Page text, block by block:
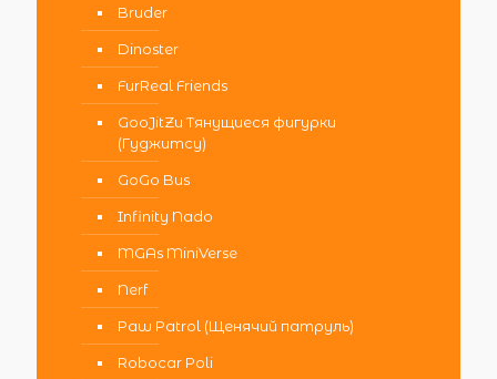
Bruder
Dinoster
FurReal Friends
GooJitZu Тянущиеся фигурки
(Гуджитсу)
GoGo Bus
Infinity Nado
MGAs MiniVerse
Nerf
Paw Patrol (Щенячий патруль)
Robocar Poli